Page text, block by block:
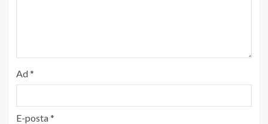
Ad*
E-posta*